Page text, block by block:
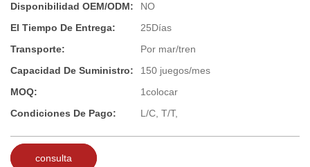
Disponibilidad OEM/ODM:
NO
El Tiempo De Entrega:
25Días
Transporte:
Por mar/tren
Capacidad De Suministro:
150 juegos/mes
MOQ:
1colocar
Condiciones De Pago:
L/C, T/T,
consulta